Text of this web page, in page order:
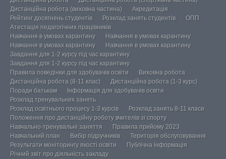
Дистанційна робота (виховна частина)
Акредитація
Рейтинг досягнень студентів
Розклад занять студентів
ОПП
Атестація педагогічних працівників
Навчання в умовах карантину
Навчання в умовах карантину
Навчання в умовах карантину
Навчання в умовах карантину
Завдання для 1-2 курсу під час карантину
Завдання для 1-2 курсу під час карантину
Правила поведінки для здобувачів освіти
Виховна робота
Дистанційна робота (8-11 клас)
Дистанційна робота (1-3 курс)
Поради батькам
Інформація для здобувачів освіти
Розклад тренувальних занять
Розклад освітнього процесу 1-3 курсів
Розклад занять 8-11 класи
Положення про дистанційну роботу вчителів зі спорту
Навчально-тренувальні заняття
Правила прийому 2023
Навчальний план
Вибір підручників
Територія обслуговування
Результати моніторингу якості освіти
Публічна інформація
Річний звіт про діяльність закладу